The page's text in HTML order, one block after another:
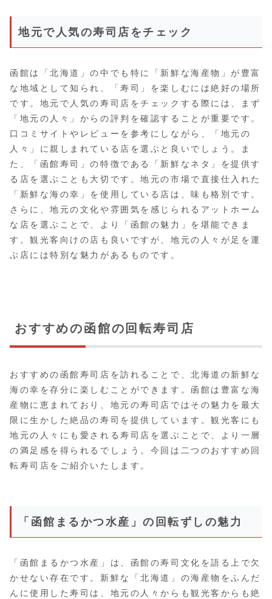
地元で人気の寿司店をチェック
函館は「北海道」の中でも特に「新鮮な海産物」が豊富
な地域として知られ、「寿司」を楽しむには絶好の場所
です。地元で人気の寿司店をチェックする際には、まず
「地元の人々」からの評判を確認することが重要です。
口コミサイトやレビューを参考にしながら、「地元の
人々」に親しまれている店を選ぶと良いでしょう。ま
た、「函館寿司」の特徴である「新鮮なネタ」を提供す
る店を選ぶことも大切です。地元の市場で直接仕入れた
「新鮮な海の幸」を使用している店は、味も格別です。
さらに、地元の文化や雰囲気を感じられるアットホーム
な店を選ぶことで、より「函館の魅力」を堪能できま
す。観光客向けの店も良いですが、地元の人々が足を運
ぶ店には特別な魅力があるものです。
おすすめの函館の回転寿司店
おすすめの函館寿司店を訪れることで、北海道の新鮮な
海の幸を存分に楽しむことができます。函館は豊富な海
産物に恵まれており、地元の寿司店ではその魅力を最大
限に生かした絶品の寿司を提供しています。観光客にも
地元の人々にも愛される寿司店を選ぶことで、より一層
の満足感を得られるでしょう。今回は二つのおすすめ回
転寿司店をご紹介いたします。
「函館まるかつ水産」の回転ずしの魅力
「函館まるかつ水産」は、函館の寿司文化を語る上で欠
かせない存在です。新鮮な「北海道」の海産物をふんだ
んに使用した寿司は、地元の人々からも観光客からも絶